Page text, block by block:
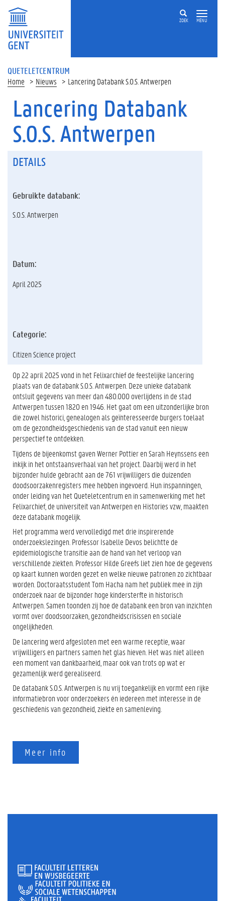
ZOEK MENU
QUETELETCENTRUM
Home Nieuws Lancering Databank S.O.S. Antwerpen
Lancering Databank
S.O.S. Antwerpen
DETAILS
Gebruikte databank:
S.O.S. Antwerpen
Datum:
April 2025
Categorie:
Citizen Science project
Op 22 april 2025 vond in het Felixarchief de feestelijke lancering
plaats van de databank S.O.S. Antwerpen. Deze unieke databank
ontsluit gegevens van meer dan 480.000 overlijdens in de stad
Antwerpen tussen 1820 en 1946. Het gaat om een uitzonderlijke bron
die zowel historici, genealogen als geïnteresseerde burgers toelaat
om de gezondheidsgeschiedenis van de stad vanuit een nieuw
perspectief te ontdekken.
Tijdens de bijeenkomst gaven Werner Pottier en Sarah Heynssens een
inkijk in het ontstaansverhaal van het project. Daarbij werd in het
bijzonder hulde gebracht aan de 761 vrijwilligers die duizenden
doodsoorzakenregisters mee hebben ingevoerd. Hun inspanningen,
onder leiding van het Queteletcentrum en in samenwerking met het
Felixarchief, de universiteit van Antwerpen en Histories vzw, maakten
deze databank mogelijk.
Het programma werd vervolledigd met drie inspirerende
onderzoekslezingen. Professor Isabelle Devos belichtte de
epidemiologische transitie aan de hand van het verloop van
verschillende ziekten. Professor Hilde Greefs liet zien hoe de gegevens
op kaart kunnen worden gezet en welke nieuwe patronen zo zichtbaar
worden. Doctoraatsstudent Tom Hacha nam het publiek mee in zijn
onderzoek naar de bijzonder hoge kindersterfte in historisch
Antwerpen. Samen toonden zij hoe de databank een bron van inzichten
vormt over doodsoorzaken, gezondheidscrisissen en sociale
ongelijkheden.
De lancering werd afgesloten met een warme receptie, waar
vrijwilligers en partners samen het glas hieven. Het was niet alleen
een moment van dankbaarheid, maar ook van trots op wat er
gezamenlijk werd gerealiseerd.
De databank S.O.S. Antwerpen is nu vrij toegankelijk en vormt een rijke
informatiebron voor onderzoekers én iedereen met interesse in de
geschiedenis van gezondheid, ziekte en samenleving.
Meer info